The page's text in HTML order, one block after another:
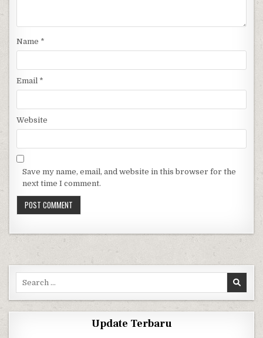
Name *
Email *
Website
Save my name, email, and website in this browser for the
next time I comment.
Update Terbaru